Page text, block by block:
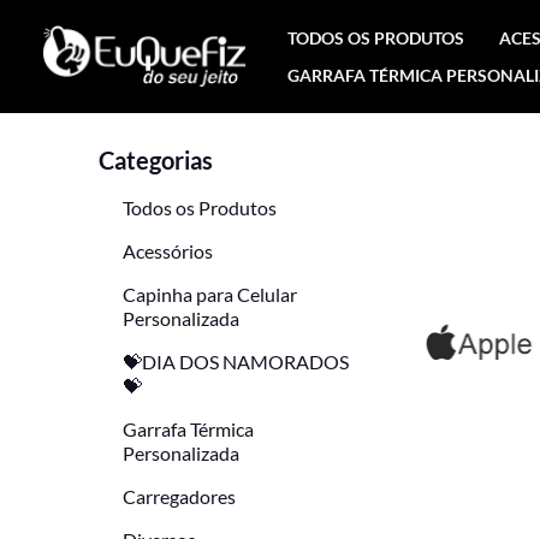
conteúdo
TODOS OS PRODUTOS
GARRAFA TÉRMICA
Categorias
Todos os Produtos
Acessórios
Capinha para Celular
Personalizada
💝DIA DOS NAMORADOS
💝
Garrafa Térmica
Personalizada
Carregadores